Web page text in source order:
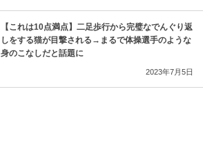
【これは10点満点】二足歩行から完璧なでんぐり返
しをする猫が目撃される→まるで体操選手のような
身のこなしだと話題に
2023年7月5日